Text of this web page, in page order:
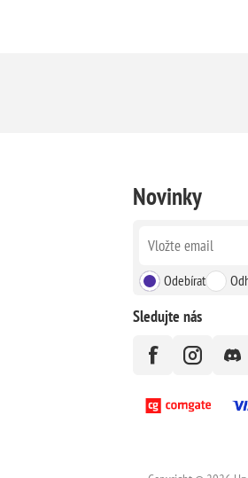
Novinky
Odebírat
Sledujte nás